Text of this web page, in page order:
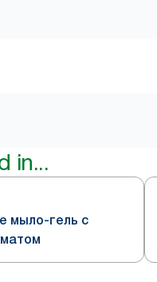
in...
мыло-гель с